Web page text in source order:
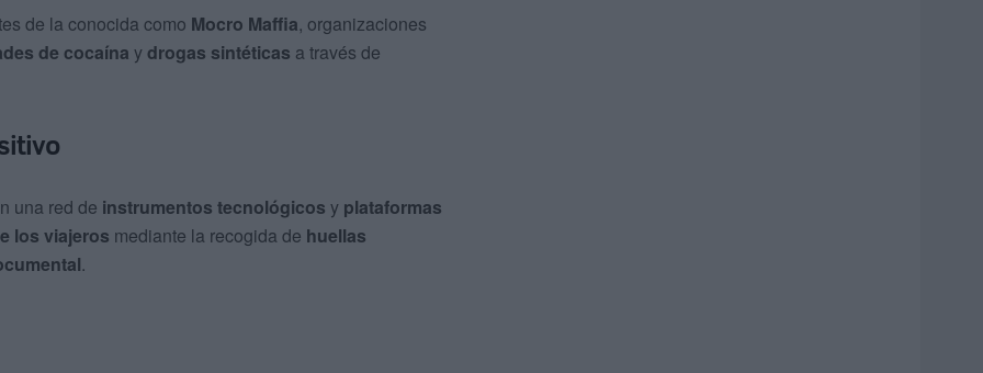
de la conocida como Mocro Maffia, organizaciones
de cocaína ydrogas sintéticas a través de
una red de instrumentos tecnológicos y plataformas
los viajeros mediante la recogida de huellas
.